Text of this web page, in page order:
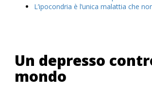
L’ipocondria è l’unica malattia che
Un depresso
mondo